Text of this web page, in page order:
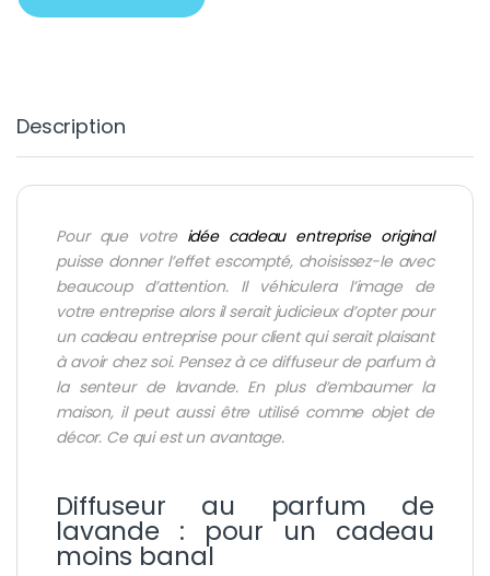
Description
Pour que votre idée cadeau entreprise original
puisse donner l’effet escompté, choisissez-le avec
beaucoup d’attention. Il véhiculera l’image de
votre entreprise alors il serait judicieux d’opter pour
un cadeau entreprise pour client qui serait plaisant
à avoir chez soi. Pensez à ce diffuseur de parfum à
la senteur de lavande. En plus d’embaumer la
maison, il peut aussi être utilisé comme objet de
décor. Ce qui est un avantage.
Diffuseur au parfum de
lavande : pour un cadeau
moins banal